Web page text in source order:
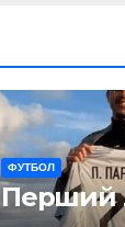
ФУТБОЛ
Перший